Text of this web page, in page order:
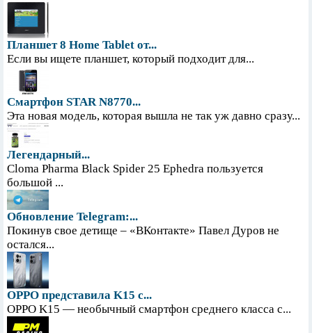
Планшет 8 Home Tablet от...
Если вы ищете планшет, который подходит для...
Смартфон STAR N8770...
Эта новая модель, которая вышла не так уж давно сразу...
Легендарный...
Cloma Pharma Black Spider 25 Ephedra пользуется
большой ...
Обновление Telegram:...
Покинув свое детище – «ВКонтакте» Павел Дуров не
остался...
OPPO представила K15 с...
OPPO K15 — необычный смартфон среднего класса с...